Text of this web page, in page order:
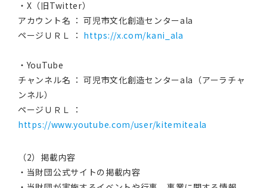
・X（旧Twitter）
アカウント名 ： 可児市文化創造センターala
ページＵＲＬ ： https://x.com/kani_ala
・YouTube
チャンネル名 ： 可児市文化創造センターala（アーラチャ
ンネル）
ページＵＲＬ ：
https://www.youtube.com/user/kitemiteala
（2）掲載内容
・当財団公式サイトの掲載内容